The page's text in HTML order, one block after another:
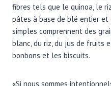
fibres tels que le quinoa, le
pâtes à base de blé entier
simples comprennent des
blanc, du riz, du jus de fruits
bonbons et les biscuits.
«Si nous sommes